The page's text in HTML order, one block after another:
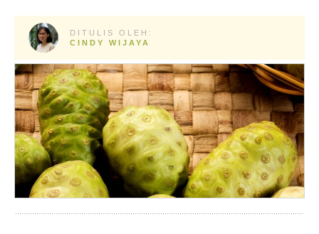
DITULIS OLEH:
CINDY WIJAYA